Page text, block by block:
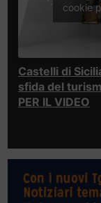
cookie
Castelli di
sfida del
PER IL VIDEO